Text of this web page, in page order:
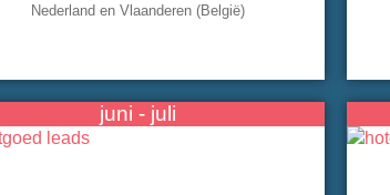
Nederland en Vlaanderen (België)
juni - juli